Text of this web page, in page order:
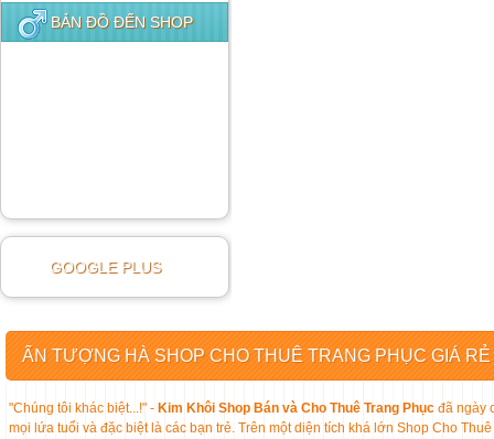
BẢN ĐỒ ĐẾN SHOP
GOOGLE PLUS
ẤN TƯỢNG HÀ SHOP CHO THUÊ TRANG PHỤC GIÁ
"Chúng tôi khác biệt...!" - Kim Khôi Shop Bán và Cho Thuê Trang Phụcđã ngày
mọi lứa tuổi và đặc biệt là các bạn trẻ. Trên một diện tích khá lớn Shop Cho